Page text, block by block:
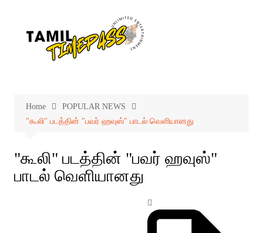
Home
POPULAR NEWS
"கூலி" படத்தின் "பவர் ஹவுஸ்" பாடல் வெளியானது
"கூலி" படத்தின் "பவர் ஹவுஸ்"
பாடல் வெளியானது